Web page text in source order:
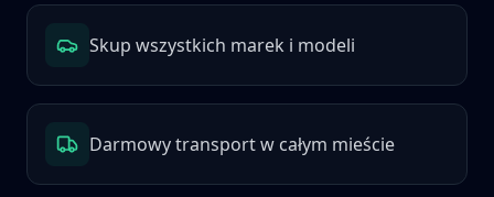
Skup wszystkich marek i modeli
Darmowy transport w całym mieście